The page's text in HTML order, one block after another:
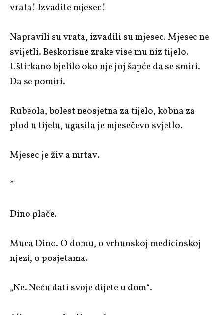
vrata! Izvadite mjesec!
Napravili su vrata, izvadili su mjesec. Mjesec ne
svijetli. Beskorisne zrake vise mu niz tijelo.
Uštirkano bjelilo oko nje joj šapće da se smiri.
Da se pomiri.
Rubeola, bolest neosjetna za tijelo, kobna za
plod u tijelu, ugasila je mjesečevo svjetlo.
Mjesec je živ a mrtav.
*
Dino plače.
Muca Dino. O domu, o vrhunskoj medicinskoj
njezi, o posjetama.
„Ne. Neću dati svoje dijete u dom“.